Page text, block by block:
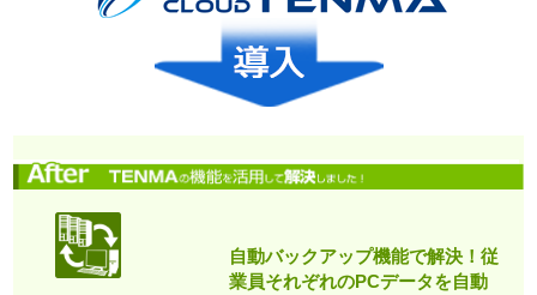
自動バックアップ機能で解決！従
業員それぞれのPCデータを自動